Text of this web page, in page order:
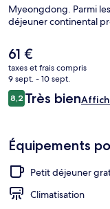
Myeongdong. Parmi
déjeuner continental
par ailleurs à moins de
adorent le personnel
magasins.
des transports publics
Station Euljiro 1-ga, à 5
Le
prix
actuel
est
de
61 €
taxes et frais compris
9 sept. - 10 sept.
Avis
voyageurs
8,28,2 sur 10
Très bien
Équipements
Petit déjeuner
Climatisation